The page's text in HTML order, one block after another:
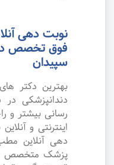
نوبت دهی
فوق تخصص
سپیدان
بهترین دکتر
دندانپزشکی
رسانی بیشتر و
اینترنتی و
دهی آنلاین مطب
پزشک متخصص